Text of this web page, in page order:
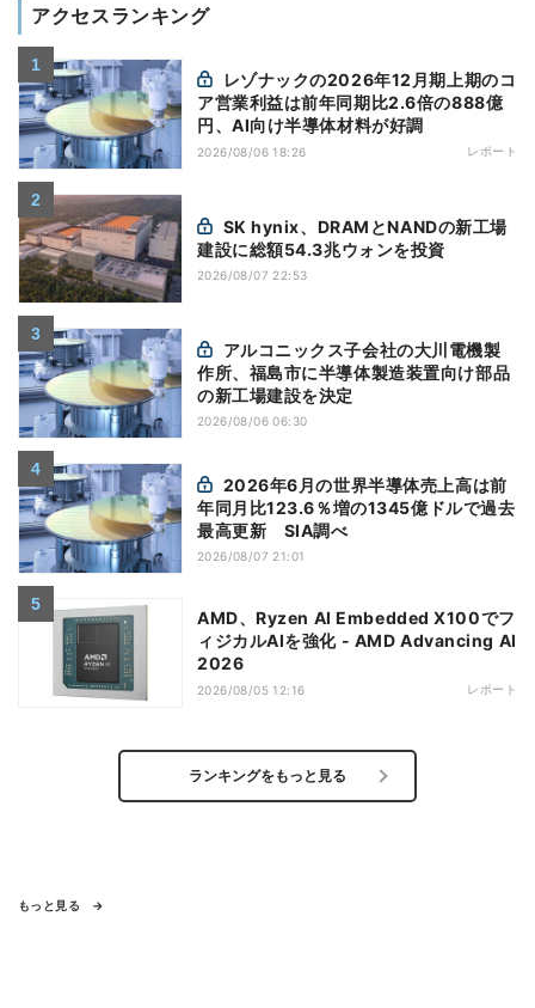
アクセスランキング
ア営業利益は前年同期比2.6倍の888億
円、AI向け半導体材料が好調
2026/08/06 18:26 レポート
建設に総額54.3兆ウォンを投資
2026/08/07 22:53
作所、福島市に半導体製造装置向け部品
の新工場建設を決定
2026/08/06 06:30
年同月比123.6％増の1345億ドルで過去
最高更新 SIA調べ
2026/08/07 21:01
AMD、Ryzen AI Embedded X100でフ
ィジカルAIを強化 - AMD Advancing AI
2026
2026/08/05 12:16 レポート
ランキングをもっと見る
もっと見る